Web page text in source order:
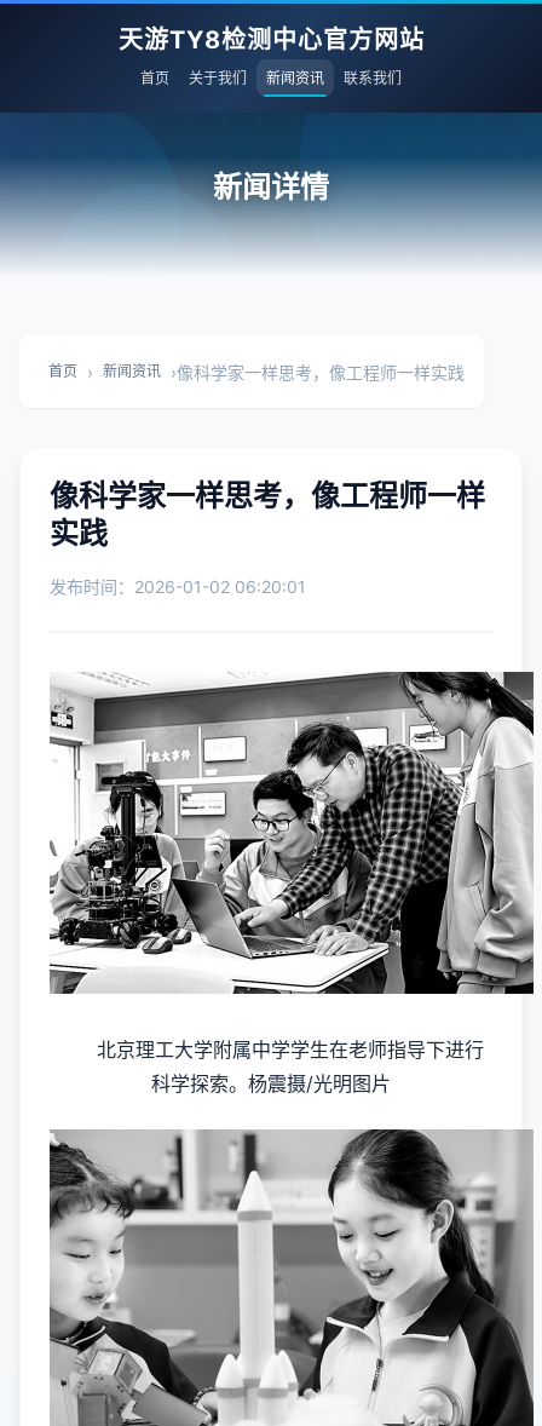
天游TY8检测中心官方网站
首页 关于我们 新闻资讯 联系我们
新闻详情
首页 › 新闻资讯 ›像科学家一样思考，像工程师一样实践
像科学家一样思考，像工程师一样
实践
发布时间：2026-01-02 06:20:01
北京理工大学附属中学学生在老师指导下进行
科学探索。杨震摄/光明图片